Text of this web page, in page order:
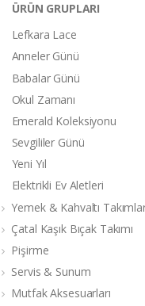
ÜRÜN GRUPLARI
Lefkara Lace
Anneler Günü
Babalar Günü
Okul Zamanı
Emerald Koleksiyonu
Sevgililer Günü
Yeni Yıl
Elektrikli Ev Aletleri
Yemek & Kahvaltı
Çatal Kaşık Bıçak Takımı
Pişirme
Servis & Sunum
Mutfak Aksesuarları